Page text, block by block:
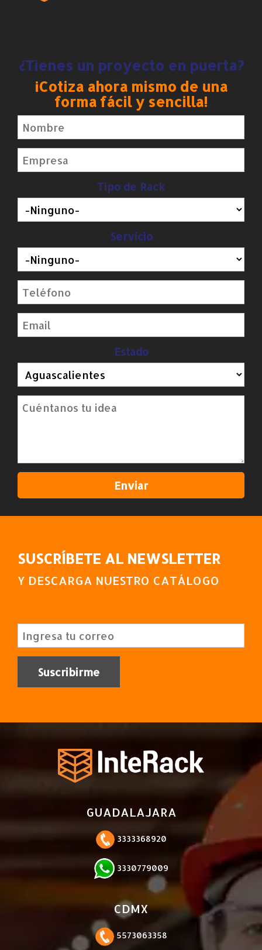
¿Tienes un proyecto en puerta?
¡Cotiza ahora mismo de una
forma fácil y sencilla!
Tipo de Rack
Servicio
Estado
SUSCRÍBETE AL NEWSLETTER
Y DESCARGA NUESTRO CATÁLOGO
GUADALAJARA
3333368920
3330779009
CDMX
5573063358